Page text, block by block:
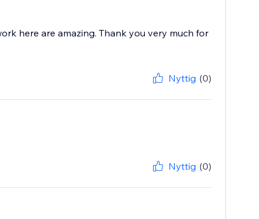
here are amazing. Thank you very much for
Nyttig (0)
Nyttig (0)